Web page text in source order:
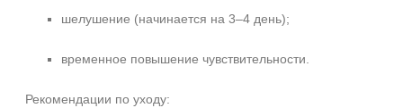
шелушение (начинается на 3–4 день);
временное повышение чувствительности.
Рекомендации по уходу: